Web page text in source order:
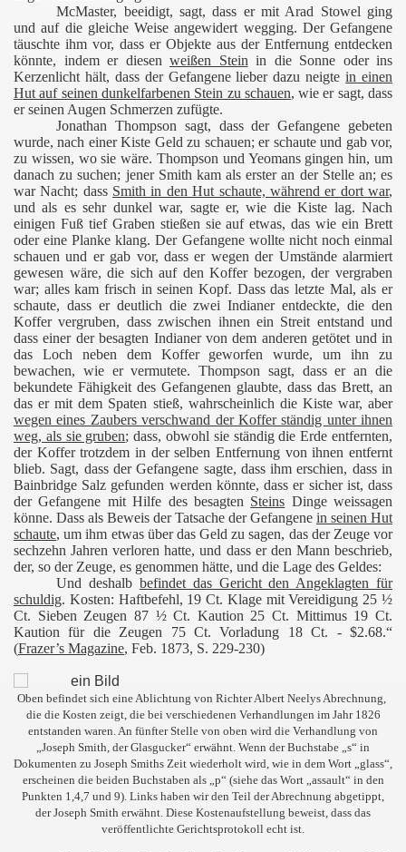
McMaster, beeidigt, sagt, dass er mit Arad Stowel ging
und auf die gleiche Weise angewidert wegging. Der Gefangene
täuschte ihm vor, dass er Objekte aus der Entfernung entdecken
könnte, indem er diesen weißen Stein in die Sonne oder ins
Kerzenlicht hält, dass der Gefangene lieber dazu neigtein einen
Hut auf seinen dunkelfarbenen Stein zu schauen, wie er sagt, dass
er seinen Augen Schmerzen zufügte.
Jonathan Thompson sagt, dass der Gefangene gebeten
wurde, nach einer Kiste Geld zu schauen; er schaute und gab vor,
zu wissen, wo sie wäre. Thompson und Yeomans gingen hin, um
danach zu suchen; jener Smith kam als erster an der Stelle an; es
war Nacht; dass Smith in den Hut schaute, während er dort war,
und als es sehr dunkel war, sagte er, wie die Kiste lag. Nach
einigen Fuß tief Graben stießen sie auf etwas, das wie ein Brett
oder eine Planke klang. Der Gefangene wollte nicht noch einmal
schauen und er gab vor, dass er wegen der Umstände alarmiert
gewesen wäre, die sich auf den Koffer bezogen, der vergraben
war; alles kam frisch in seinen Kopf. Dass das letzte Mal, als er
schaute, dass er deutlich die zwei Indianer entdeckte, die den
Koffer vergruben, dass zwischen ihnen ein Streit entstand und
dass einer der besagten Indianer von dem anderen getötet und in
das Loch neben dem Koffer geworfen wurde, um ihn zu
bewachen, wie er vermutete. Thompson sagt, dass er an die
bekundete Fähigkeit des Gefangenen glaubte, dass das Brett, an
das er mit dem Spaten stieß, wahrscheinlich die Kiste war, aber
wegen eines Zaubers verschwand der Koffer ständig unter ihnen
weg, als sie gruben; dass, obwohl sie ständig die Erde entfernten,
der Koffer trotzdem in der selben Entfernung von ihnen entfernt
blieb. Sagt, dass der Gefangene sagte, dass ihm erschien, dass in
Bainbridge Salz gefunden werden könnte, dass er sicher ist, dass
der Gefangene mit Hilfe des besagten Steins Dinge weissagen
könne. Dass als Beweis der Tatsache der Gefangene in seinen Hut
schaute, um ihm etwas über das Geld zu sagen, das der Zeuge vor
sechzehn Jahren verloren hatte, und dass er den Mann beschrieb,
der, so der Zeuge, es genommen hätte, und die Lage des Geldes:
Und deshalb befindet das Gericht den Angeklagten für
schuldig. Kosten: Haftbefehl, 19 Ct. Klage mit Vereidigung 25 ½
Ct. Sieben Zeugen 87 ½ Ct. Kaution 25 Ct. Mittimus 19 Ct.
Kaution für die Zeugen 75 Ct. Vorladung 18 Ct. - $2.68.“
(Frazer’s Magazine, Feb. 1873, S. 229-230)
Oben befindet sich eine Ablichtung von Richter Albert Neelys Abrechnung,
die die Kosten zeigt, die bei verschiedenen Verhandlungen im Jahr 1826
entstanden waren. An fünfter Stelle von oben wird die Verhandlung von
„Joseph Smith, der Glasgucker“ erwähnt. Wenn der Buchstabe „s“ in
Dokumenten zu Joseph Smiths Zeit wiederholt wird, wie in dem Wort „glass“,
erscheinen die beiden Buchstaben als „p“ (siehe das Wort „assault“ in den
Punkten 1,4,7 und 9). Links haben wir den Teil der Abrechnung abgetippt,
der Joseph Smith erwähnt. Diese Kostenaufstellung beweist, dass das
veröffentlichte Gerichtsprotokoll echt ist.